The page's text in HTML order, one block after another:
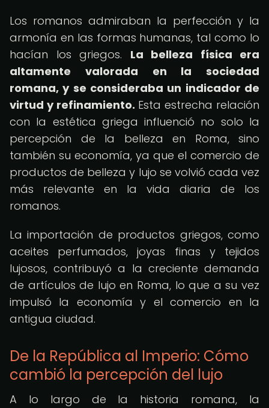
Los romanos admiraban la perfección y la
armonía en las formas humanas, tal como lo
hacían los griegos. La belleza física era
altamente valorada en la sociedad
romana, y se consideraba un indicador de
virtud y refinamiento. Esta estrecha relación
con la estética griega influenció no solo la
percepción de la belleza en Roma, sino
también su economía, ya que el comercio de
productos de belleza y lujo se volvió cada vez
más relevante en la vida diaria de los
romanos.
La importación de productos griegos, como
aceites perfumados, joyas finas y tejidos
lujosos, contribuyó a la creciente demanda
de artículos de lujo en Roma, lo que a su vez
impulsó la economía y el comercio en la
antigua ciudad.
De la República al Imperio: Cómo
cambió la percepción del lujo
A lo largo de la historia romana, la